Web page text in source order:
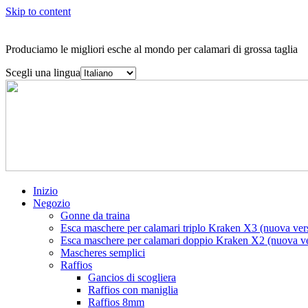
Skip to content
Produciamo le migliori esche al mondo per calamari di grossa taglia
Scegli una lingua
Inizio
Negozio
Gonne da traina
Esca maschere per calamari triplo Kraken X3 (nuova
Esca maschere per calamari doppio Kraken X2 (nuova
Mascheres semplici
Raffios
Gancios di scogliera
Raffios con maniglia
Raffios 8mm